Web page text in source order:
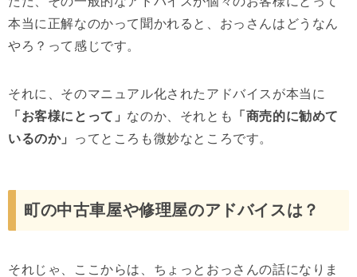
本当に正解なのかって聞かれると、おっさんはどうなん
やろ？って感じです。
それに、そのマニュアル化されたアドバイスが本当に
「お客様にとって」 なのか、それとも
「商売的に勧めて
いるのか」
ってところも微妙なところです。
町の中古車屋や修理屋のアドバイスは？
それじゃ、ここからは、ちょっとおっさんの話になりま